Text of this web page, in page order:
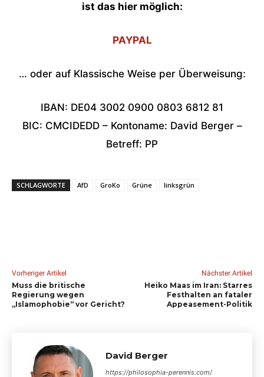
ist das hier möglich:
PAYPAL
… oder auf Klassische Weise per Überweisung:
IBAN: DE04 3002 0900 0803 6812 81
BIC: CMCIDEDD – Kontoname: David Berger –
Betreff: PP
SCHLAGWORTE AfD GroKo Grüne linksgrün
Vorheriger Artikel
Muss die britische
Regierung wegen
„Islamophobie“ vor Gericht?
Nächster Artikel
Heiko Maas im Iran: Starres
Festhalten an fataler
Appeasement-Politik
David Berger
https://philosophia-perennis.com/